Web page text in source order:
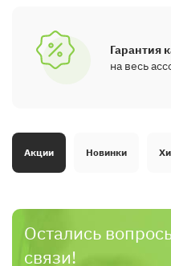
Гарантия
на весь
Акции Новинки
Остались
связи!